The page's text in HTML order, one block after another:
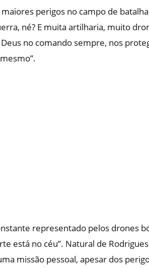
perigos no campo de
né? E muita artilharia, muito
no comando sempre, nos
representado pelos drones
está no céu”. Natural de
missão pessoal, apesar dos